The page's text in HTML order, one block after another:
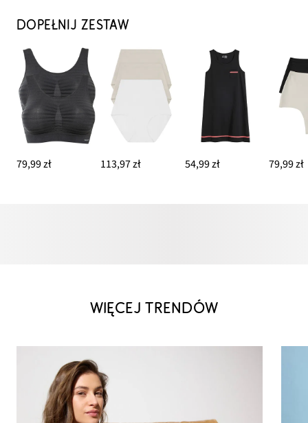
DOPEŁNIJ ZESTAW
79,99 zł 113,97 zł 54,99 zł 79,99 zł
WIĘCEJ TRENDÓW